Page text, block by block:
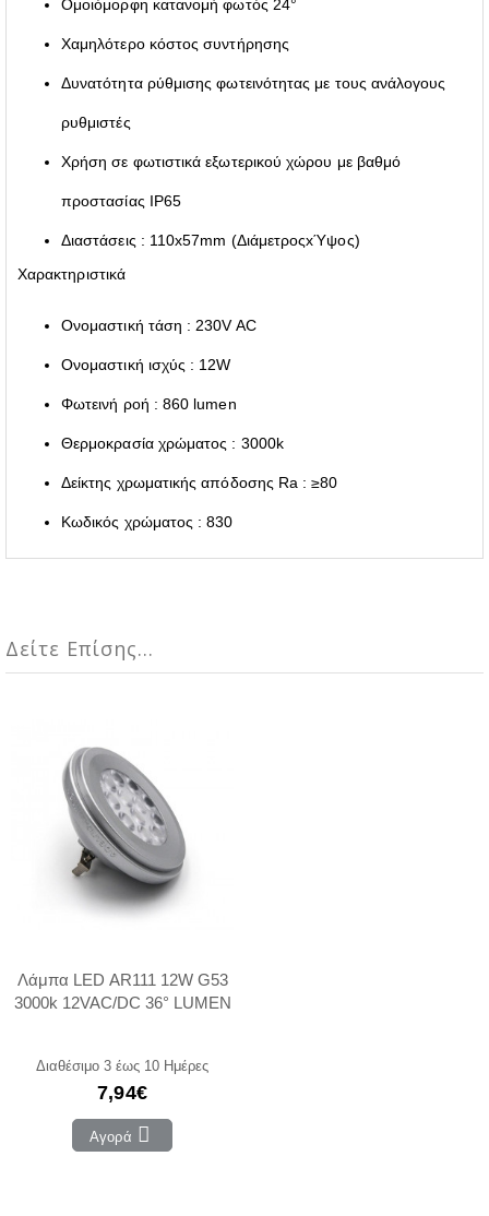
Ομοιόμορφη κατανομή φωτός 24°
Χαμηλότερο κόστος συντήρησης
Δυνατότητα ρύθμισης φωτεινότητας με τους ανάλογους
ρυθμιστές
Χρήση σε φωτιστικά εξωτερικού χώρου με βαθμό
προστασίας IP65
Διαστάσεις : 110x57mm (ΔιάμετροςxΎψος)
Χαρακτηριστικά
Ονομαστική τάση : 230V AC
Ονομαστική ισχύς : 12W
Φωτεινή ροή : 860 lumen
Θερμοκρασία χρώματος : 3000k
Δείκτης χρωματικής απόδοσης Ra : ≥80
Κωδικός χρώματος : 830
Δείτε Επίσης...
Λάμπα LED AR111 12W G53
3000k 12VAC/DC 36° LUMEN
Διαθέσιμο 3 έως 10 Ημέρες
7,94€
Αγορά